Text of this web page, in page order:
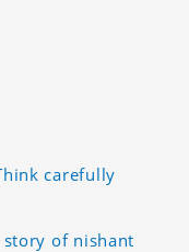
Think carefully
story of nishant